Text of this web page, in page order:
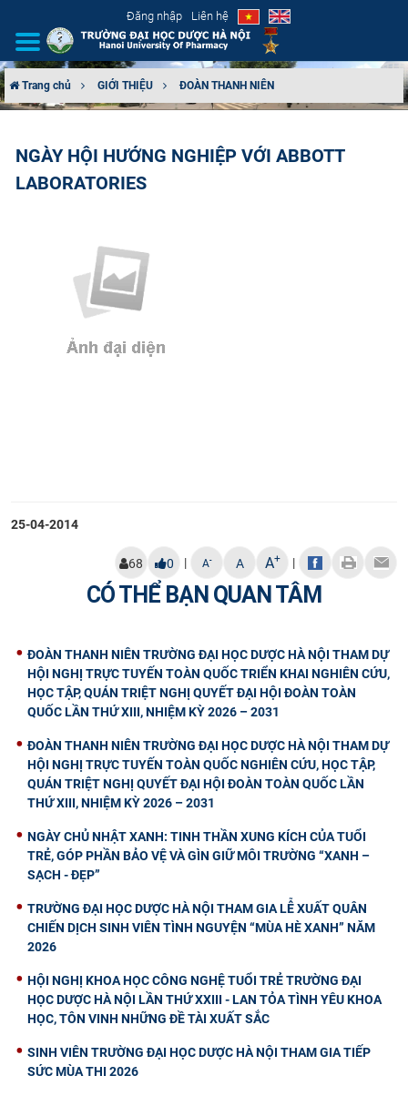
Đăng nhập Liên hệ
CƠ CẤU TỔ CHỨC
ĐẢM BẢO CHẤT LƯỢNG
KHOA HỌC CÔNG NGHỆ
Trang chủ GIỚI THIỆU ĐOÀN THANH NIÊN
NGÀY HỘI HƯỚNG NGHIỆP VỚI ABBOTT
LABORATORIES
25-04-2014
68 0 | A- A A+ |
CÓ THỂ BẠN QUAN TÂM
ĐOÀN THANH NIÊN TRƯỜNG ĐẠI HỌC DƯỢC HÀ NỘI THAM DỰ
HỘI NGHỊ TRỰC TUYẾN TOÀN QUỐC TRIỂN KHAI NGHIÊN CỨU,
HỌC TẬP, QUÁN TRIỆT NGHỊ QUYẾT ĐẠI HỘI ĐOÀN TOÀN
QUỐC LẦN THỨ XIII, NHIỆM KỲ 2026 – 2031
ĐOÀN THANH NIÊN TRƯỜNG ĐẠI HỌC DƯỢC HÀ NỘI THAM DỰ
HỘI NGHỊ TRỰC TUYẾN TOÀN QUỐC NGHIÊN CỨU, HỌC TẬP,
QUÁN TRIỆT NGHỊ QUYẾT ĐẠI HỘI ĐOÀN TOÀN QUỐC LẦN
THỨ XIII, NHIỆM KỲ 2026 – 2031
NGÀY CHỦ NHẬT XANH: TINH THẦN XUNG KÍCH CỦA TUỔI
TRẺ, GÓP PHẦN BẢO VỆ VÀ GÌN GIỮ MÔI TRƯỜNG “XANH –
SẠCH - ĐẸP”
TRƯỜNG ĐẠI HỌC DƯỢC HÀ NỘI THAM GIA LỄ XUẤT QUÂN
CHIẾN DỊCH SINH VIÊN TÌNH NGUYỆN “MÙA HÈ XANH” NĂM
2026
HỘI NGHỊ KHOA HỌC CÔNG NGHỆ TUỔI TRẺ TRƯỜNG ĐẠI
HỌC DƯỢC HÀ NỘI LẦN THỨ XXIII - LAN TỎA TÌNH YÊU KHOA
HỌC, TÔN VINH NHỮNG ĐỀ TÀI XUẤT SẮC
SINH VIÊN TRƯỜNG ĐẠI HỌC DƯỢC HÀ NỘI THAM GIA TIẾP
SỨC MÙA THI 2026